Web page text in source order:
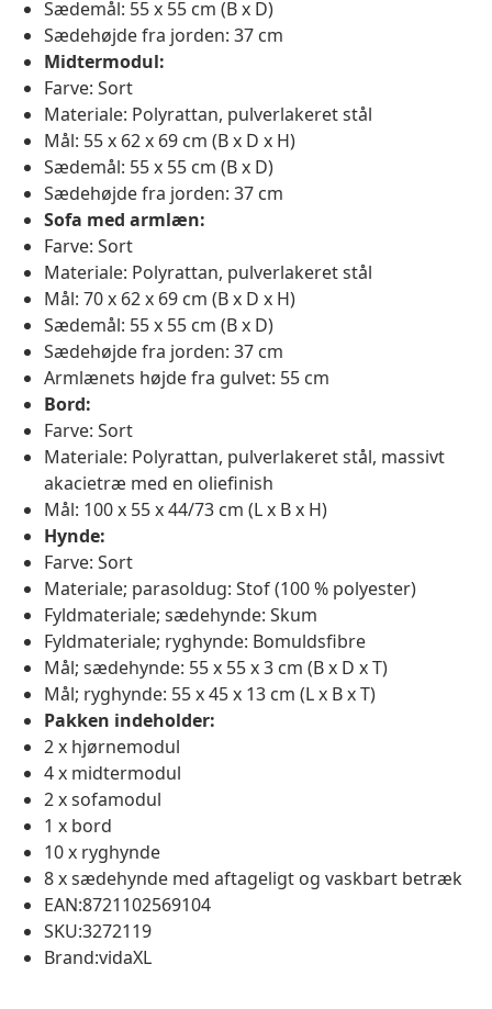
Sædemål: 55 x 55 cm (B x D)
Sædehøjde fra jorden: 37 cm
Midtermodul:
Farve: Sort
Materiale: Polyrattan, pulverlakeret stål
Mål: 55 x 62 x 69 cm (B x D x H)
Sædemål: 55 x 55 cm (B x D)
Sædehøjde fra jorden: 37 cm
Sofa med armlæn:
Farve: Sort
Materiale: Polyrattan, pulverlakeret stål
Mål: 70 x 62 x 69 cm (B x D x H)
Sædemål: 55 x 55 cm (B x D)
Sædehøjde fra jorden: 37 cm
Armlænets højde fra gulvet: 55 cm
Bord:
Farve: Sort
Materiale: Polyrattan, pulverlakeret stål, massivt
akacietræ med en oliefinish
Mål: 100 x 55 x 44/73 cm (L x B x H)
Hynde:
Farve: Sort
Materiale; parasoldug: Stof (100 % polyester)
Fyldmateriale; sædehynde: Skum
Fyldmateriale; ryghynde: Bomuldsfibre
Mål; sædehynde: 55 x 55 x 3 cm (B x D x T)
Mål; ryghynde: 55 x 45 x 13 cm (L x B x T)
Pakken indeholder:
2 x hjørnemodul
4 x midtermodul
2 x sofamodul
1 x bord
10 x ryghynde
8 x sædehynde med aftageligt og vaskbart betræk
EAN:8721102569104
SKU:3272119
Brand:vidaXL